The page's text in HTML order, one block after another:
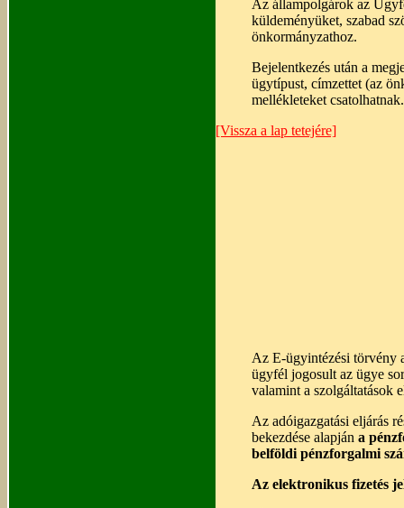
Az állampolgárok az
küldeményüket, szabad
önkormányzathoz.
Bejelentkezés után a
ügytípust, címzettet (az
mellékleteket
[Vissza a lap tetejére]
Az E-ügyintézési törvény
ügyfél jogosult az ügye
valamint a szolgáltatások
Az adóigazgatási eljárás
bekezdése alapján a
belföldi pénzforgalmi
Az elektronikus fizetés